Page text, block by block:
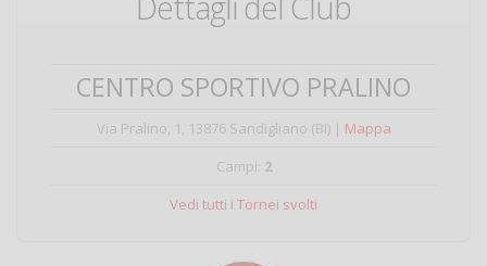
CENTRO SPORTIVO PRALINO
Via Pralino, 1, 13876 Sandigliano (BI) | Mappa
Campi: 2
Vedi tutti i Tornei svolti